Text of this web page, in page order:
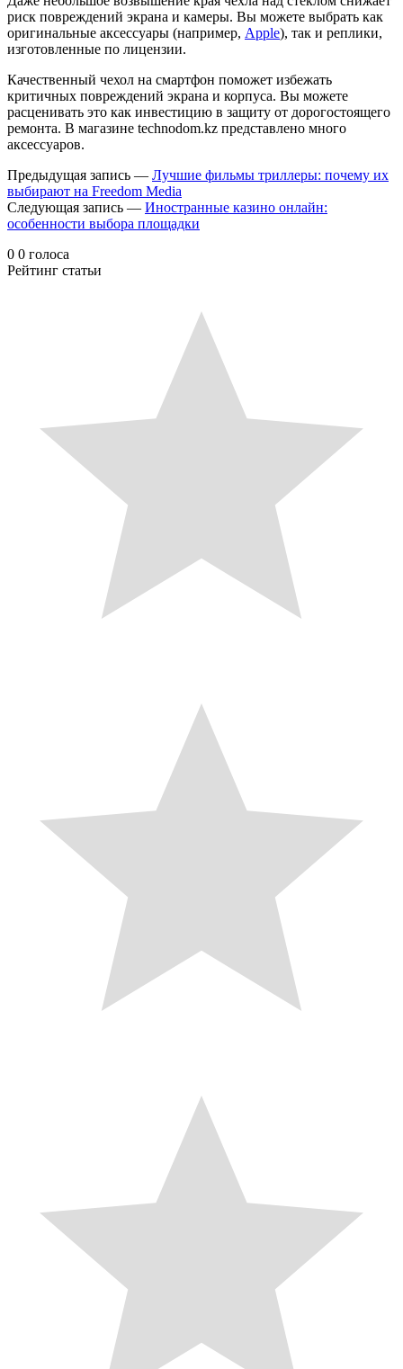
риск повреждений экрана и камеры. Вы можете выбрать как
оригинальные аксессуары (например, Apple), так и реплики,
изготовленные по лицензии.
Качественный чехол на смартфон поможет избежать
критичных повреждений экрана и корпуса. Вы можете
расценивать это как инвестицию в защиту от дорогостоящего
ремонта. В магазине technodom.kz представлено много
аксессуаров.
Предыдущая запись — Лучшие фильмы триллеры: почему их
выбирают на Freedom Media
Следующая запись — Иностранные казино онлайн:
особенности выбора площадки
0 0 голоса
Рейтинг статьи